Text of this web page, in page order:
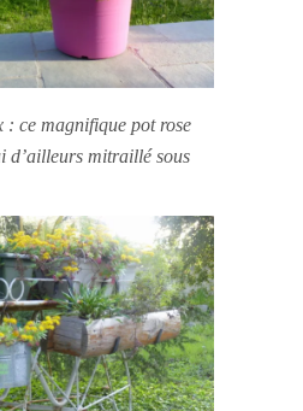
: ce magnifique pot rose
d’ailleurs mitraillé sous